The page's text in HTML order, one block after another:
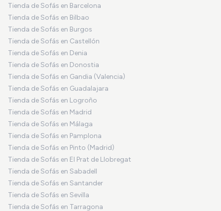
Tienda de Sofás en Barcelona
Tienda de Sofás en Bilbao
Tienda de Sofás en Burgos
Tienda de Sofás en Castellón
Tienda de Sofás en Denia
Tienda de Sofás en Donostia
Tienda de Sofás en Gandia (Valencia)
Tienda de Sofás en Guadalajara
Tienda de Sofás en Logroño
Tienda de Sofás en Madrid
Tienda de Sofás en Málaga
Tienda de Sofás en Pamplona
Tienda de Sofás en Pinto (Madrid)
Tienda de Sofás en El Prat de Llobregat
Tienda de Sofás en Sabadell
Tienda de Sofás en Santander
Tienda de Sofás en Sevilla
Tienda de Sofás en Tarragona